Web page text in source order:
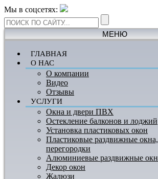
Мы в соцсетях:
МЕНЮ
ГЛАВНАЯ
О НАС
О компании
Видео
Отзывы
УСЛУГИ
Окна и двери ПВХ
Остекление балконов и лоджий
Установка пластиковых окон
Пластиковые раздвижные
перегородки
Алюминиевые раздвижные
Декор окон
Жалюзи